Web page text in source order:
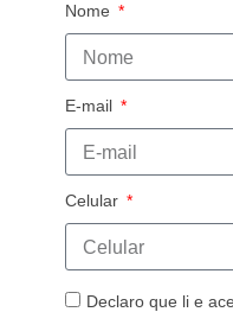
Nome
E-mail
Celular
Declaro que li e